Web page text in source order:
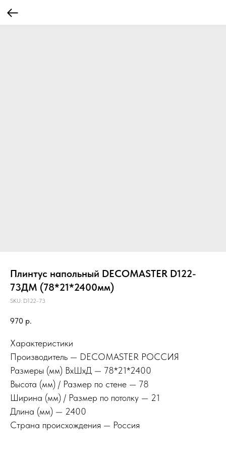
Плинтус напольный DECOMASTER D122-
73ДМ (78*21*2400мм)
SKU: D122-73
970 р.
Характеристики
Производитель — DECOMASTER РОССИЯ
Размеры (мм) ВхШхД — 78*21*2400
Высота (мм) / Размер по стене — 78
Ширина (мм) / Размер по потолку — 21
Длина (мм) — 2400
Страна происхождения — Россия